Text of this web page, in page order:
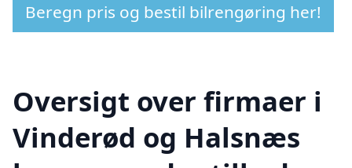
Beregn pris og bestil bilrengøring her!
Oversigt over firmaer i
Vinderød og Halsnæs